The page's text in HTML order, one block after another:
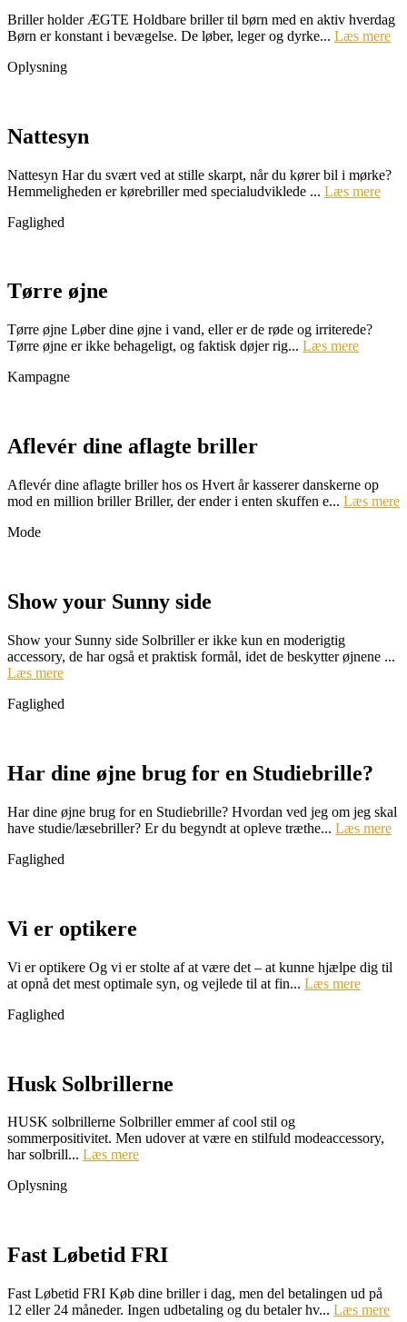
Briller holder ÆGTE Holdbare briller til børn med en aktiv hverdag
Børn er konstant i bevægelse. De løber, leger og dyrke... Læs mere
Oplysning
Nattesyn
Nattesyn Har du svært ved at stille skarpt, når du kører bil i mørke?
Hemmeligheden er kørebriller med specialudviklede ... Læs mere
Faglighed
Tørre øjne
Tørre øjne Løber dine øjne i vand, eller er de røde og irriterede?
Tørre øjne er ikke behageligt, og faktisk døjer rig... Læs mere
Kampagne
Aflevér dine aflagte briller
Aflevér dine aflagte briller hos os Hvert år kasserer danskerne op
mod en million briller Briller, der ender i enten skuffen e... Læs mere
Mode
Show your Sunny side
Show your Sunny side Solbriller er ikke kun en moderigtig
accessory, de har også et praktisk formål, idet de beskytter øjnene ...
Læs mere
Faglighed
Har dine øjne brug for en Studiebrille?
Har dine øjne brug for en Studiebrille? Hvordan ved jeg om jeg skal
have studie/læsebriller? Er du begyndt at opleve træthe... Læs mere
Faglighed
Vi er optikere
Vi er optikere Og vi er stolte af at være det – at kunne hjælpe dig til
at opnå det mest optimale syn, og vejlede til at fin... Læs mere
Faglighed
Husk Solbrillerne
HUSK solbrillerne Solbriller emmer af cool stil og
sommerpositivitet. Men udover at være en stilfuld modeaccessory,
har solbrill... Læs mere
Oplysning
Fast Løbetid FRI
Fast Løbetid FRI Køb dine briller i dag, men del betalingen ud på
12 eller 24 måneder. Ingen udbetaling og du betaler hv... Læs mere